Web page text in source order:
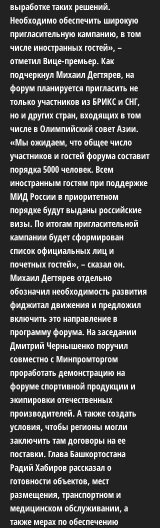
выработке таких решений.
Необходимо обеспечить широкую
пригласительную кампанию, в том
числе иностранных гостей», –
отметил Вице-премьер. Как
подчеркнул Михаил Дегтярев, на
форум планируется пригласить не
только участников из БРИКС и СНГ,
но и других стран, входящих в том
числе в Олимпийский совет Азии.
«Мы ожидаем, что общее число
участников и гостей форума составит
порядка 5000 человек. Всем
иностранным гостям при поддержке
МИД России в приоритетном
порядке будут выданы российские
визы. По итогам пригласительной
кампании будет сформирован
список официальных лиц и
почетных гостей», – сказал он.
Михаил Дегтярев отдельно
обозначил необходимость развития
фиджитал движения и предложил
включить это направление в
программу форума. На заседании
Дмитрий Чернышенко поручил
совместно с Минпромторгом
проработать демонстрацию на
форуме спортивной продукции и
экипировки отечественных
производителей. А также создать
условия, чтобы регионы могли
заключить там договоры на ее
поставки. Глава Башкортостана
Радий Хабиров рассказал о
готовности объектов, мест
размещения, транспортном и
медицинском обслуживании, а
также мерах по обеспечению